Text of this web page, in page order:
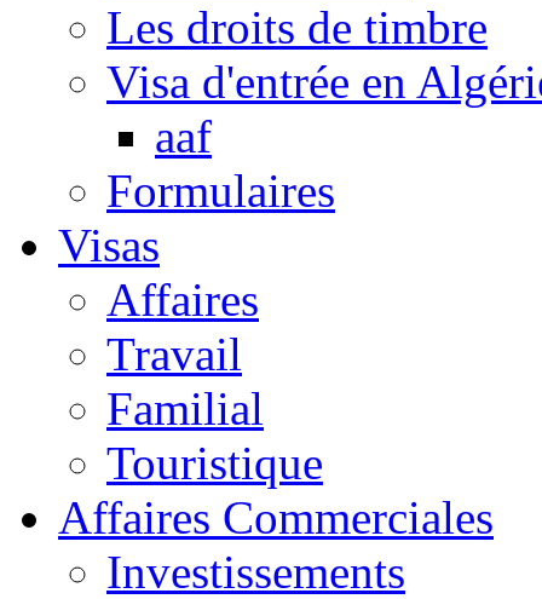
Les droits de timbre
Visa d'entrée en
aaf
Formulaires
Visas
Affaires
Travail
Familial
Touristique
Affaires Commerciales
Investissements